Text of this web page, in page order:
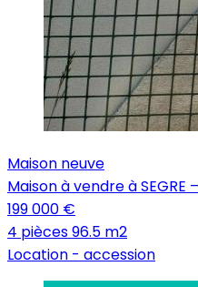
Maison neuve
Maison à vendre à SEGRE
199 000 €
4 pièces96.5 m2
Location - accession